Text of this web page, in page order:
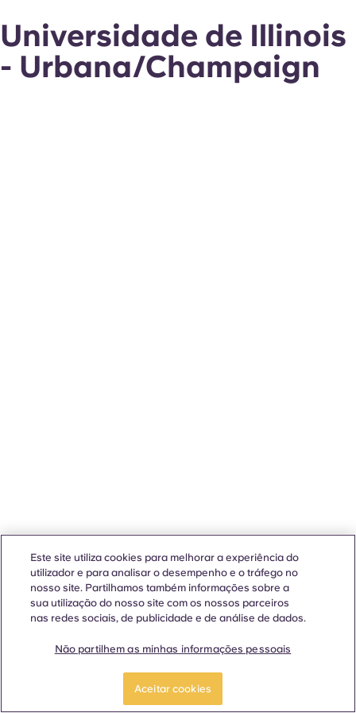
Universidade de Illinois
- Urbana/Champaign
Este site utiliza cookies para melhorar a experiência do
utilizador e para analisar o desempenho e o tráfego no
nosso site. Partilhamos também informações sobre a
sua utilização do nosso site com os nossos parceiros
nas redes sociais, de publicidade e de análise de dados.
Não partilhem as minhas informações pessoais
Aceitar cookies